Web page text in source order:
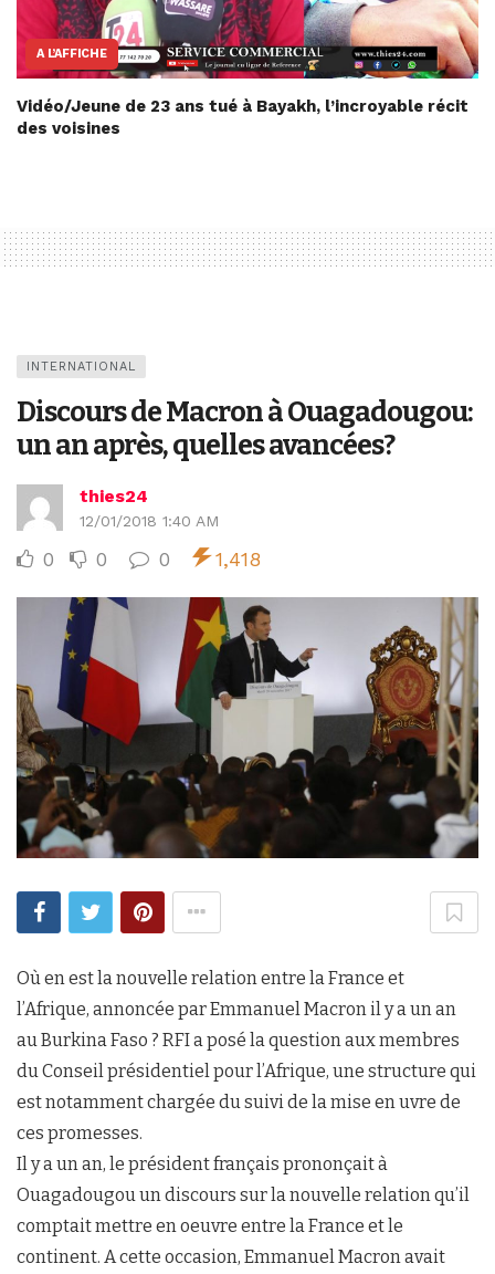
A L’AFFICHE
Vidéo/Jeune de 23 ans tué à Bayakh, l’incroyable récit
des voisines
INTERNATIONAL
Discours de Macron à Ouagadougou:
un an après, quelles avancées?
thies24
12/01/2018 1:40 AM
0 0 0 1,418
Où en est la nouvelle relation entre la France et
l’Afrique, annoncée par Emmanuel Macron il y a un an
au Burkina Faso ? RFI a posé la question aux membres
du Conseil présidentiel pour l’Afrique, une structure qui
est notamment chargée du suivi de la mise en uvre de
ces promesses.
Il y a un an, le président français prononçait à
Ouagadougou un discours sur la nouvelle relation qu’il
comptait mettre en oeuvre entre la France et le
continent. A cette occasion, Emmanuel Macron avait